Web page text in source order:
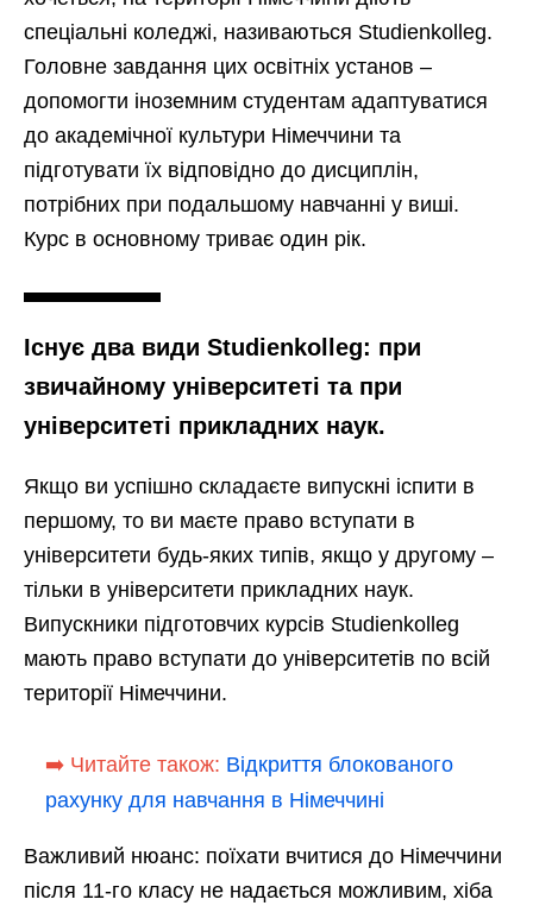
спеціальні коледжі, називаються Studienkolleg.
Головне завдання цих освітніх установ –
допомогти іноземним студентам адаптуватися
до академічної культури Німеччини та
підготувати їх відповідно до дисциплін,
потрібних при подальшому навчанні у виші.
Курс в основному триває один рік.
Існує два види Studienkolleg: при
звичайному університеті та при
університеті прикладних наук.
Якщо ви успішно складаєте випускні іспити в
першому, то ви маєте право вступати в
університети будь-яких типів, якщо у другому –
тільки в університети прикладних наук.
Випускники підготовчих курсів Studienkolleg
мають право вступати до університетів по всій
території Німеччини.
➡️ Читайте також: Відкриття блокованого
рахунку для навчання в Німеччині
Важливий нюанс: поїхати вчитися до Німеччини
після 11-го класу не надається можливим, хіба